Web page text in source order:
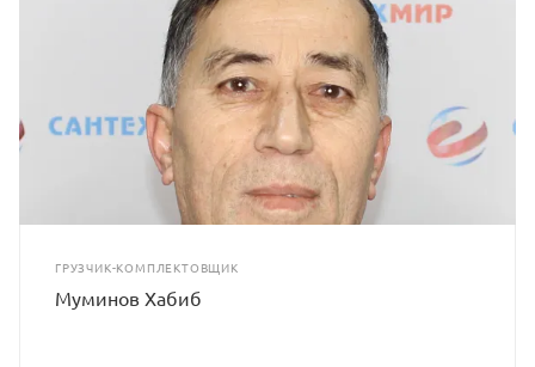
ГРУЗЧИК-КОМПЛЕКТОВЩИК
Муминов Хабиб